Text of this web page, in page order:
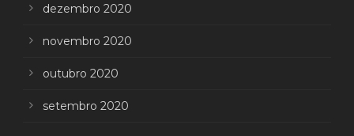
dezembro 2020
novembro 2020
outubro 2020
setembro 2020